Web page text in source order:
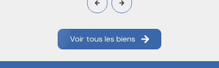
Voir tous les biens